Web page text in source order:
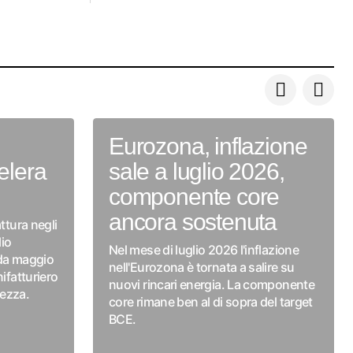
negli
maggio
Eurozona, inflazione
sale a luglio 2026,
componente core
ancora sostenuta
Nel mese di luglio 2026 l'inflazione
nell'Eurozona è tornata a salire su
nuovi rincari energia. La componente
core rimane ben al di sopra del target
BCE.